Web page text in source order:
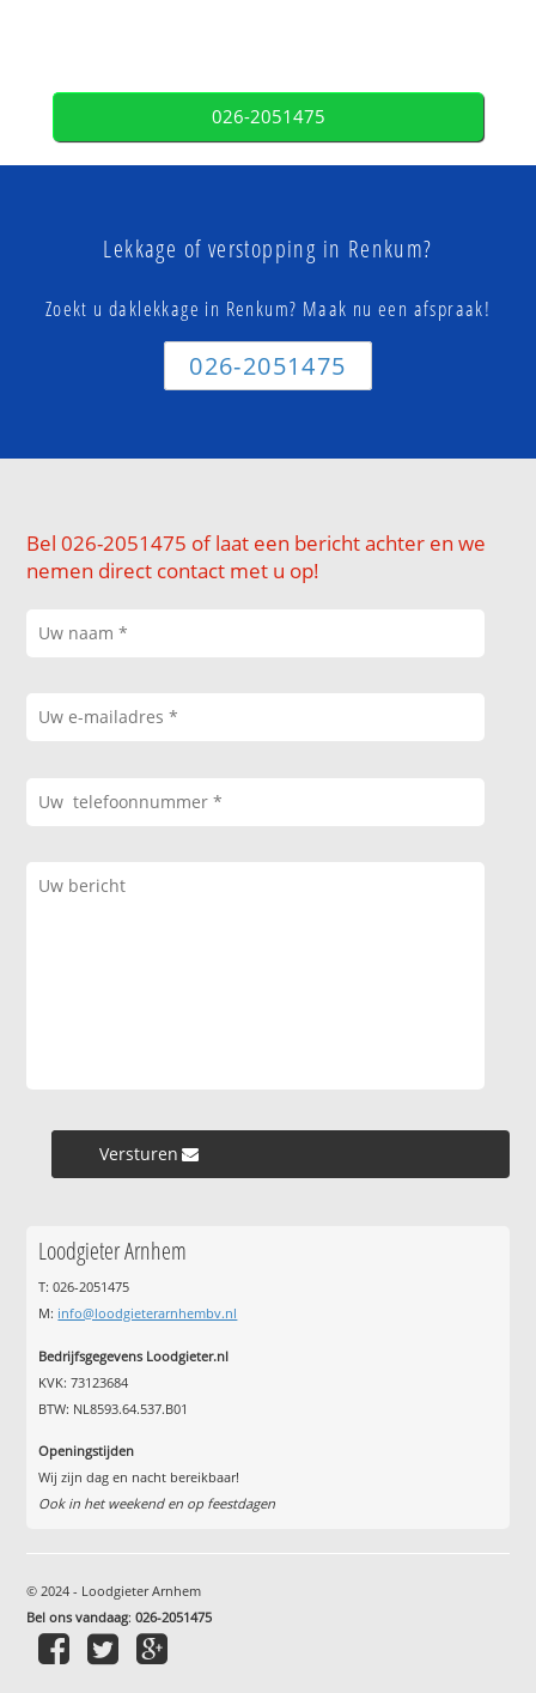
026-2051475
Lekkage of verstopping in Renkum?
Zoekt u daklekkage in Renkum? Maak nu een afspraak!
026-2051475
Bel 026-2051475 of laat een bericht achter en we
nemen direct contact met u op!
Versturen »
Loodgieter Arnhem
T: 026-2051475
M: info@loodgieterarnhembv.nl
Bedrijfsgegevens Loodgieter.nl
KVK: 73123684
BTW: NL8593.64.537.B01
Openingstijden
Wij zijn dag en nacht bereikbaar!
Ook in het weekend en op feestdagen
© 2024 - Loodgieter Arnhem
Bel ons vandaag:026-2051475